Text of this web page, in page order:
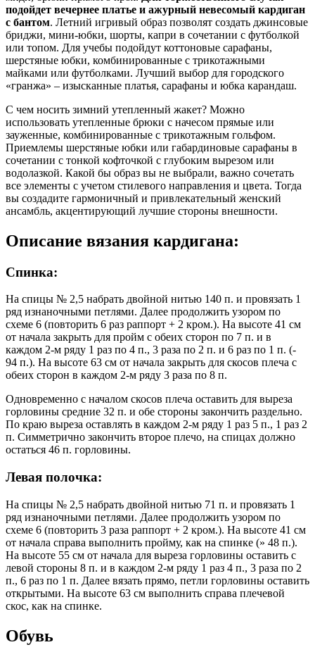
подойдет вечернее платье и ажурный невесомый кардиган
с бантом. Летний игривый образ позволят создать джинсовые
бриджи, мини-юбки, шорты, капри в сочетании с футболкой
или топом. Для учебы подойдут коттоновые сарафаны,
шерстяные юбки, комбинированные с трикотажными
майками или футболками. Лучший выбор для городского
«гранжа» – изысканные платья, сарафаны и юбка карандаш.
С чем носить зимний утепленный жакет? Можно
использовать утепленные брюки с начесом прямые или
зауженные, комбинированные с трикотажным гольфом.
Приемлемы шерстяные юбки или габардиновые сарафаны в
сочетании с тонкой кофточкой с глубоким вырезом или
водолазкой. Какой бы образ вы не выбрали, важно сочетать
все элементы с учетом стилевого направления и цвета. Тогда
вы создадите гармоничный и привлекательный женский
ансамбль, акцентирующий лучшие стороны внешности.
Описание вязания кардигана:
Спинка:
На спицы № 2,5 набрать двойной нитью 140 п. и провязать 1
ряд изнаночными петлями. Далее продолжить узором по
схеме 6 (повторить 6 раз раппорт + 2 кром.). На высоте 41 см
от начала закрыть для пройм с обеих сторон по 7 п. и в
каждом 2-м ряду 1 раз по 4 п., 3 раза по 2 п. и 6 раз по 1 п. (-
94 п.). На высоте 63 см от начала закрыть для скосов плеча с
обеих сторон в каждом 2-м ряду 3 раза по 8 п.
Одновременно с началом скосов плеча оставить для выреза
горловины средние 32 п. и обе стороны закончить раздельно.
По краю выреза оставлять в каждом 2-м ряду 1 раз 5 п., 1 раз 2
п. Симметрично закончить второе плечо, на спицах должно
остаться 46 п. горловины.
Левая полочка:
На спицы № 2,5 набрать двойной нитью 71 п. и провязать 1
ряд изнаночными петлями. Далее продолжить узором по
схеме 6 (повторить 3 раза раппорт + 2 кром.). На высоте 41 см
от начала справа выполнить пройму, как на спинке (» 48 п.).
На высоте 55 см от начала для выреза горловины оставить с
левой стороны 8 п. и в каждом 2-м ряду 1 раз 4 п., 3 раза по 2
п., 6 раз по 1 п. Далее вязать прямо, петли горловины оставить
открытыми. На высоте 63 см выполнить справа плечевой
скос, как на спинке.
Обувь